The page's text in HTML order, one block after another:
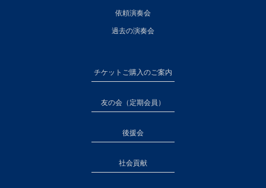
依頼演奏会
過去の演奏会
チケットご購入のご案内
友の会（定期会員）
後援会
社会貢献